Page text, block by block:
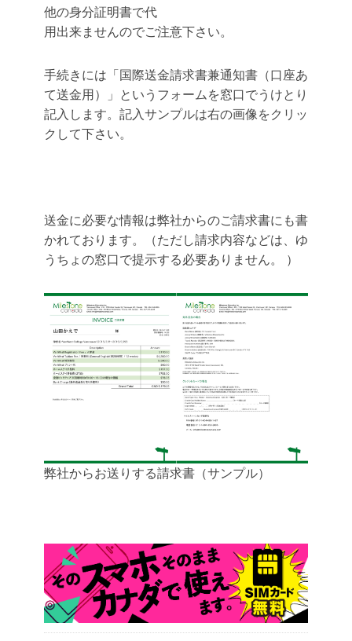
他の身分証明書で代
用出来ませんのでご注意下さい。
手続きには「国際送金請求書兼通知書 （口座あ
て送金用）
」というフォームを窓口でうけとり
記入します。記入サンプルは右の画像をクリッ
クして下さい。
送金に必要な情報は弊社からのご請求書にも書
かれております。（ただし請求内容などは、ゆ
うちょの窓口で提示する必要ありません。 ）
弊社からお送りする請求書（サンプル）